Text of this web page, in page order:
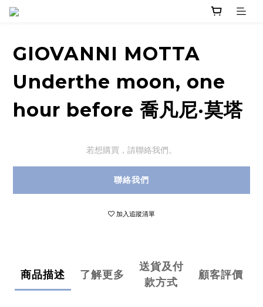
GIOVANNI MOTTA
Underthe moon, one
hour before 喬凡尼·莫塔
若想購買，請聯絡我們。
聯絡我們
加入追蹤清單
商品描述 了解更多
送貨及付
款方式
顧客評價